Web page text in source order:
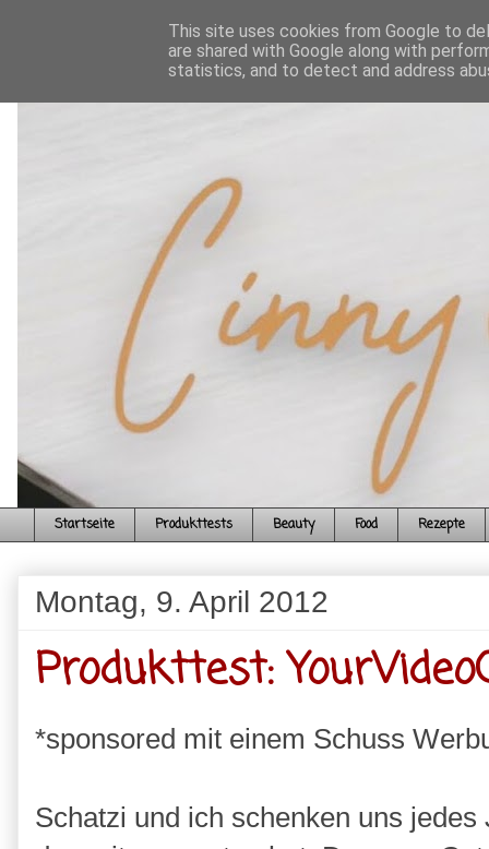
Startseite Produkttests Beauty Food Rezepte
Montag, 9. April 2012
Produkttest:
*sponsored mit einem Schuss
Schatzi und ich schenken uns
This site uses cookies from Google to
are shared with Google along with
statistics, and to detect and address